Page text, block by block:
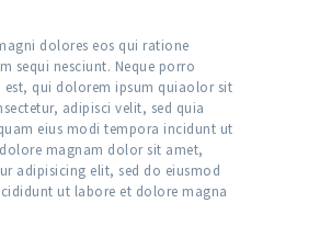
dolores eos qui ratione
sequi nesciunt. Neque porro
est, qui dolorem ipsum quiaolor sit
adipisci velit, sed quia
eius modi tempora incidunt ut
magnam dolor sit amet,
adipisicing elit, sed do eiusmod
ut labore et dolore magna